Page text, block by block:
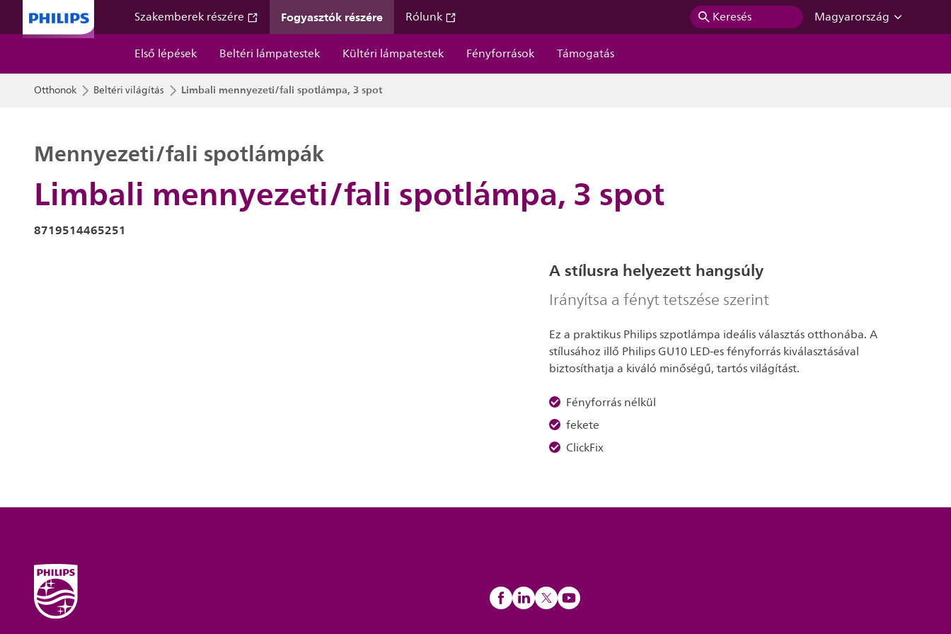
Szakemberek részére Fogyasztók részére Rólunk Keresés
Magyarország
Első lépések
Beltéri lámpatestek Kültéri lámpatestek Fényforrások Támogatás
Otthonok Beltéri világítás Limbali mennyezeti/fali spotlámpa, 3 spot
Limbali mennyezeti/fali spotlámpa, 3 spot
Mennyezeti/fali spotlámpák
8719514465251
A stílusra helyezett hangsúly
Irányítsa a fényt tetszése szerint
Ez a praktikus Philips szpotlámpa ideális választás otthonába. A
stílusához illő Philips GU10 LED-es fényforrás kiválasztásával
biztosíthatja a kiváló minőségű, tartós világítást.
Fényforrás nélkül
fekete
ClickFix